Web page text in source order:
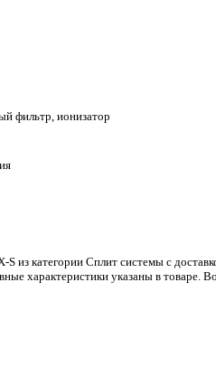
фильтр, ионизатор
из категории Сплит системы с
характеристики указаны в товаре.